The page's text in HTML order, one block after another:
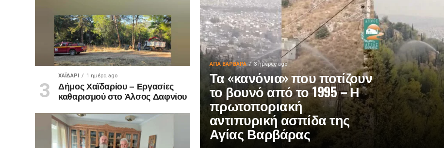
ΑΓΙΑ ΒΑΡΒΑΡΑ 3 ημέρες ago
Τα «κανόνια» που ποτίζουν
το βουνό από το 1995 – Η
πρωτοποριακή
αντιπυρική ασπίδα της
Αγίας Βαρβάρας
ΧΑΪΔΑΡΙ 1 ημέρα ago
Δήμος Χαϊδαρίου – Εργασίες
καθαρισμού στο Άλσος Δαφνίου